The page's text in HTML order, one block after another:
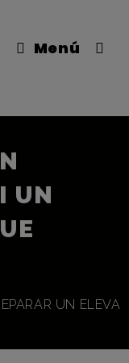
Menú
UN
UN